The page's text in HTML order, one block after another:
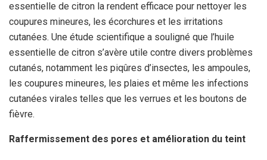
essentielle de citron la rendent efficace pour nettoyer les
coupures mineures, les écorchures et les irritations
cutanées. Une étude scientifique a souligné que l’huile
essentielle de citron s’avère utile contre divers problèmes
cutanés, notamment les piqûres d’insectes, les ampoules,
les coupures mineures, les plaies et même les infections
cutanées virales telles que les verrues et les boutons de
fièvre.
Raffermissement des pores et amélioration du teint